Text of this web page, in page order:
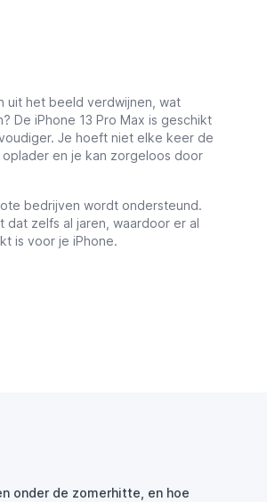
uit het beeld verdwijnen, wat
De iPhone 13 Pro Max is geschikt
Je hoeft niet elke keer de
en je kan zorgeloos door
bedrijven wordt ondersteund.
zelfs al jaren, waardoor er al
is voor je iPhone.
onder de zomerhitte, en hoe